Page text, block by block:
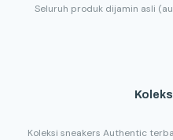
Seluruh produk dijamin asli
Koleksi sneakers Authentic